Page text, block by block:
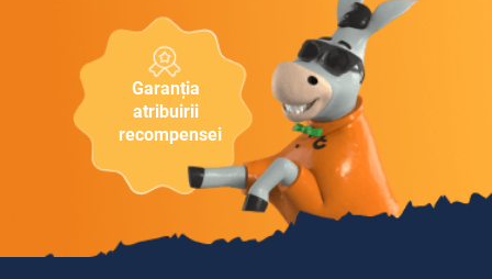
Garanția
atribuirii
recompensei